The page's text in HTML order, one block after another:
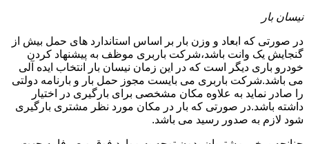
نیسان بار
در صورتی که ابعاد و وزن بار بر اساس استاندارد های حمل بیش از
گنجایش یک وانت باشد،شرکت باربری موظف به پیشنهاد کردن
خودرو باری دیگر است که در این زمان نیسان بار انتخاب ایده آلی
می باشد.شرکت باربری می بایست مجوز حمل بار و بارنامه دولتی
را صادر نماید به علاوه مکان مشخصی برای بارگیری در اختیار
داشته باشد.در صورتی که بار در مکان مورد نظر مشتری بارگیری
شود لازم به صدور رسید می باشد.